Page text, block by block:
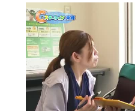
で設定できます。
（GmailやYahooなど
スでも作成可能です）
※マイページへのロ
録はこちらから
※CCNetアプリをご
ご視聴いただけます